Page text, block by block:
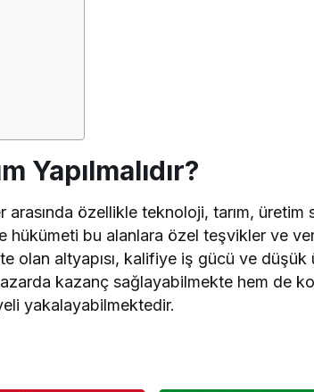
Yapılmalıdır?
arasında özellikle teknoloji, tarım, üretim
hükümeti bu alanlara özel teşvikler ve
olan altyapısı, kalifiye iş gücü ve düşük
kazanç sağlayabilmekte hem de
yakalayabilmektedir.